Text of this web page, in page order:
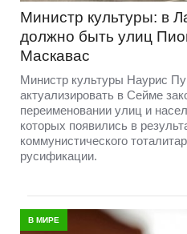
Министр культуры: в
должно быть улиц
Маскавас
Министр культуры Наурис
актуализировать в Сейме
переименовании улиц и
которых появились в
коммунистического
русификации.
В МИРЕ